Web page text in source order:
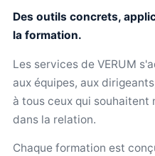
Des outils concrets,
la formation.
Les services de VERUM
aux équipes, aux
à tous ceux qui souhaitent
dans la relation.
Chaque formation est